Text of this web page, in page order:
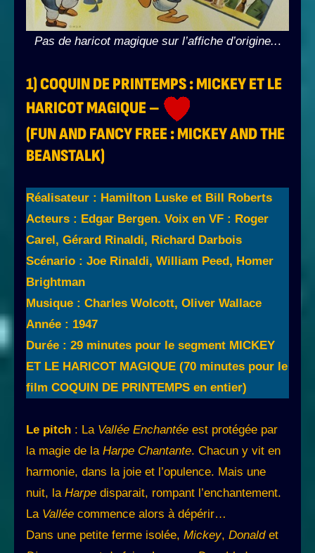
Pas de haricot magique sur l’affiche d’origine...
1) COQUIN DE PRINTEMPS : MICKEY ET LE
HARICOT MAGIQUE –
(FUN AND FANCY FREE :MICKEY AND THE
BEANSTALK)
Réalisateur : Hamilton Luske et Bill Roberts
Acteurs : Edgar Bergen. Voix en VF : Roger
Carel, Gérard Rinaldi, Richard Darbois
Scénario : Joe Rinaldi, William Peed, Homer
Brightman
Musique : Charles Wolcott, Oliver Wallace
Année : 1947
Durée : 29 minutes pour le segment MICKEY
ET LE HARICOT MAGIQUE (70 minutes pour le
film COQUIN DE PRINTEMPS en entier)
Le pitch : La Vallée Enchantée est protégée par
la magie de la Harpe Chantante. Chacun y vit en
harmonie, dans la joie et l’opulence. Mais une
nuit, la Harpe disparait, rompant l’enchantement.
La Vallée commence alors à dépérir…
Dans une petite ferme isolée, Mickey, Donaldet